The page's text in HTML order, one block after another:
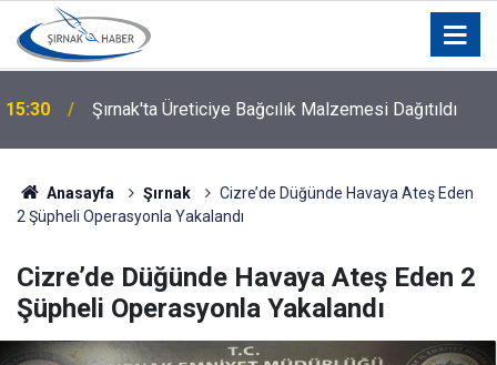
15:30 Şırnak'ta Üreticiye Bağcılık Malzemesi Dağıtıldı
Anasayfa Şırnak
Cizre’de Düğünde Havaya Ateş Eden
2 Şüpheli Operasyonla Yakalandı
Cizre’de Düğünde Havaya Ateş Eden 2
Şüpheli Operasyonla Yakalandı